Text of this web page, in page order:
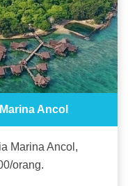
Ancol
Marina Ancol,
orang.